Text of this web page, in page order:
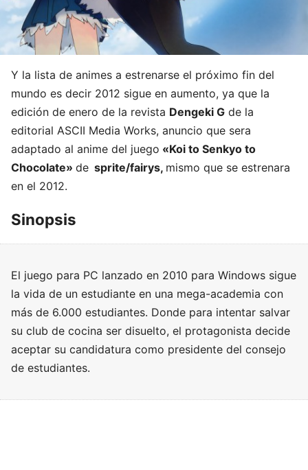
Y la lista de animes a estrenarse el próximo fin del
mundo es decir 2012 sigue en aumento, ya que la
edición de enero de la revista Dengeki G de la
editorial ASCII Media Works, anuncio que sera
adaptado al anime del juego «Koi to Senkyo to
Chocolate» de sprite/fairys, mismo que se estrenara
en el 2012.
Sinopsis
El juego para PC lanzado en 2010 para Windows sigue
la vida de un estudiante en una mega-academia con
más de 6.000 estudiantes. Donde para intentar salvar
su club de cocina ser disuelto, el protagonista decide
aceptar su candidatura como presidente del consejo
de estudiantes.